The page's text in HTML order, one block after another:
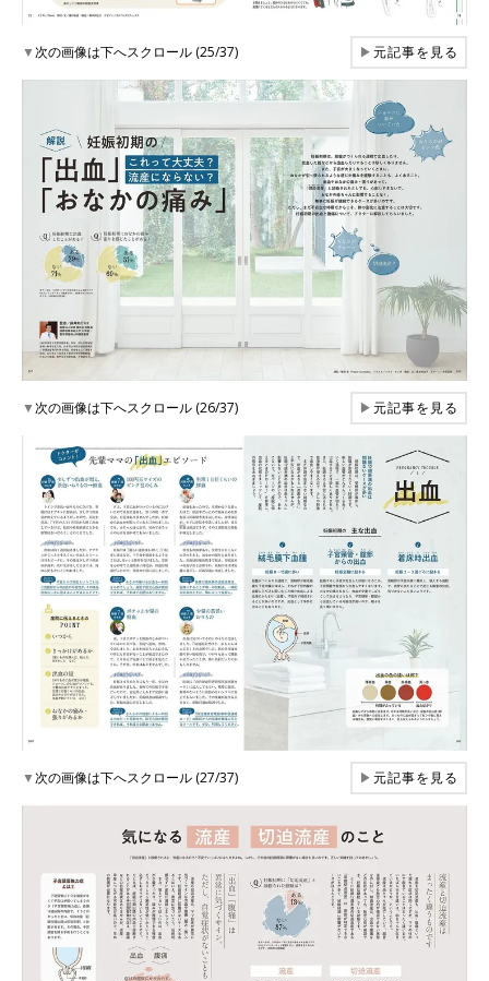
▼次の画像は下へスクロール (25/37) ▶元記事を見る
▼次の画像は下へスクロール (26/37) ▶元記事を見る
▼次の画像は下へスクロール (27/37) ▶元記事を見る